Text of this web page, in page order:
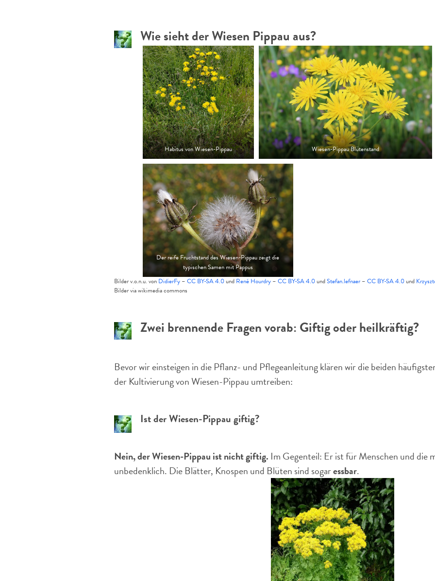
Wie sieht der Wiesen Pippau aus?
Habitus von Wiesen-Pippau Wiesen-Pippau Blütenstand
Der reife Fruchtstand des Wiesen-Pippau zeigt die
typischen Samen mit Pappus
Bilder v.o.n.u. von DidierFy– CC BY-SA 4.0und René Hourdry– CC BY-SA 4.0undStefan.lefnaer– CC BY-SA 4.0und
Bilder via wikimedia commons
Zwei brennende Fragen vorab: Giftig oder heilkräftig?
Bevor wir einsteigen in die Pflanz- und Pflegeanleitung klären wir die beiden
der Kultivierung von Wiesen-Pippau umtreiben:
Ist der Wiesen-Pippau giftig?
Nein, der Wiesen-Pippau ist nicht giftig. Im Gegenteil: Er ist für Menschen und die
unbedenklich. Die Blätter, Knospen und Blüten sind sogaressbar.